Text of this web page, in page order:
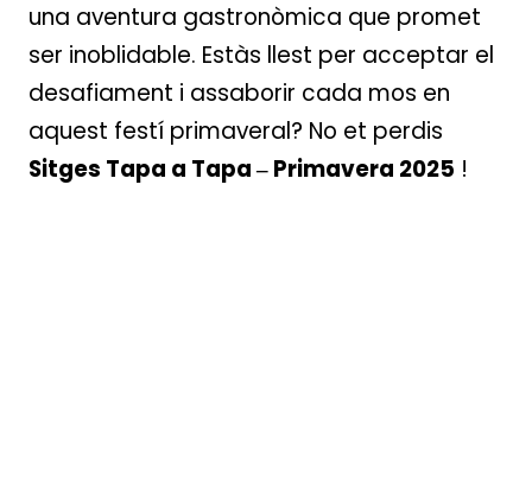
una aventura gastronòmica que promet
ser inoblidable. Estàs llest per acceptar el
desafiament i assaborir cada mos en
aquest festí primaveral? No et perdis
Sitges Tapa a Tapa – Primavera 2025 !